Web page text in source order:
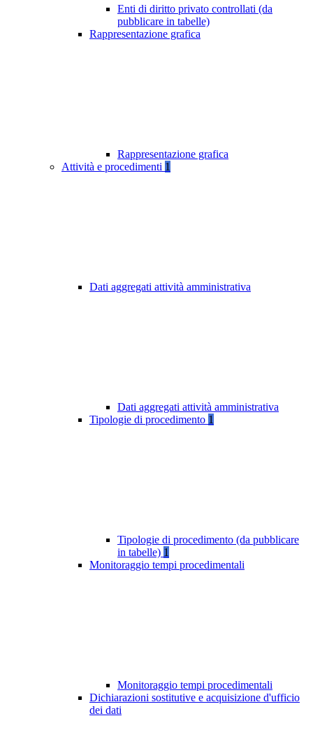
Enti di diritto privato controllati (da
pubblicare in tabelle)
Rappresentazione grafica
Rappresentazione grafica
Attività e procedimenti 1
Dati aggregati attività amministrativa
Dati aggregati attività amministrativa
Tipologie di procedimento 1
Tipologie di procedimento (da pubblicare
in tabelle) 1
Monitoraggio tempi procedimentali
Monitoraggio tempi procedimentali
Dichiarazioni sostitutive e acquisizione d'ufficio
dei dati